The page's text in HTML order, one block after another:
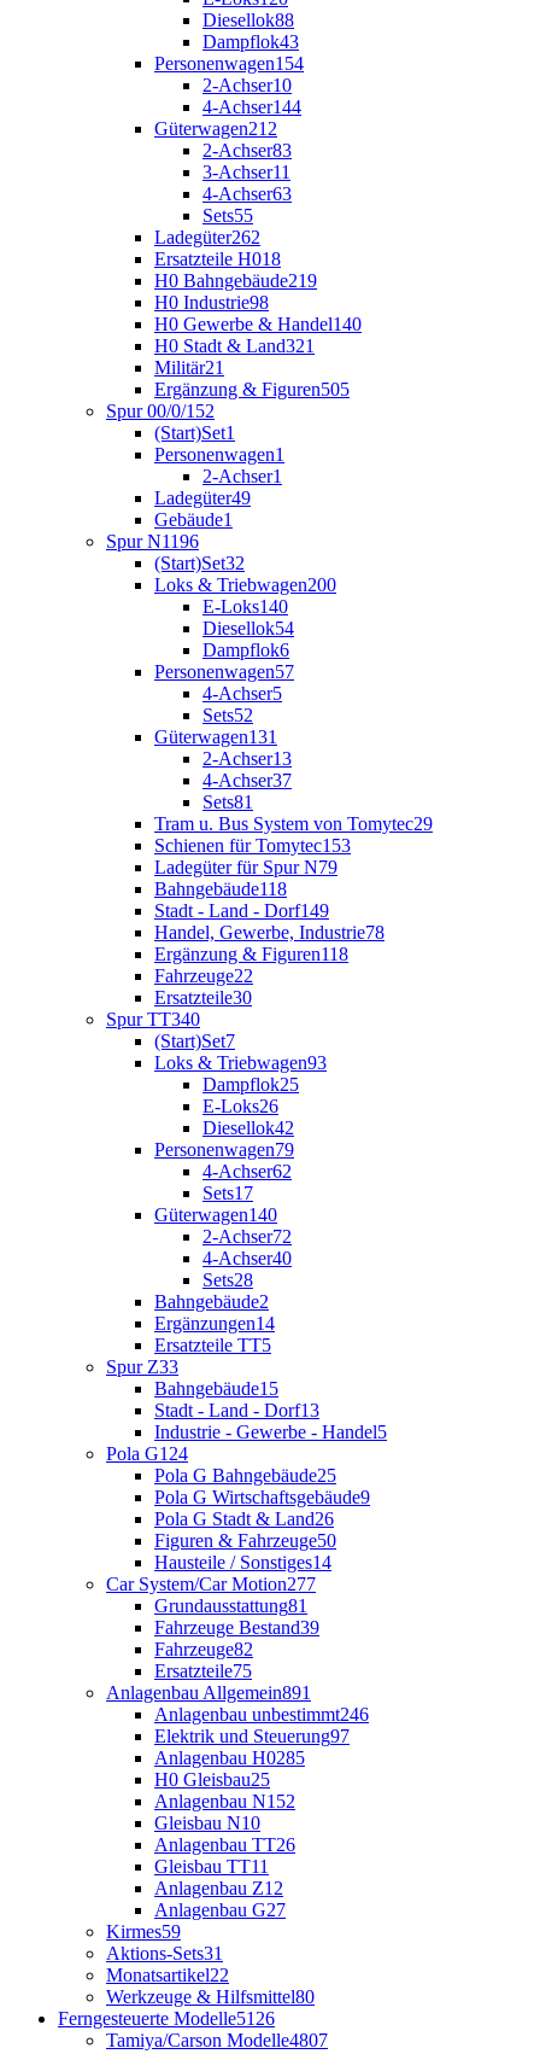
Diesellok88
Dampflok43
Personenwagen154
2-Achser10
4-Achser144
Güterwagen212
2-Achser83
3-Achser11
4-Achser63
Sets55
Ladegüter262
Ersatzteile H018
H0 Bahngebäude219
H0 Industrie98
H0 Gewerbe & Handel140
H0 Stadt & Land321
Militär21
Ergänzung & Figuren505
Spur 00/0/1 52
(Start)Set1
Personenwagen1
2-Achser1
Ladegüter49
Gebäude1
Spur N1196
(Start)Set32
Loks & Triebwagen200
E-Loks140
Diesellok54
Dampflok6
Personenwagen57
4-Achser5
Sets52
Güterwagen131
2-Achser13
4-Achser37
Sets81
Tram u. Bus System von Tomytec29
Schienen für Tomytec153
Ladegüter für Spur N79
Bahngebäude118
Stadt - Land - Dorf149
Handel, Gewerbe, Industrie78
Ergänzung & Figuren118
Fahrzeuge22
Ersatzteile30
Spur TT340
(Start)Set7
Loks & Triebwagen93
Dampflok25
E-Loks26
Diesellok42
Personenwagen79
4-Achser62
Sets17
Güterwagen140
2-Achser72
4-Achser40
Sets28
Bahngebäude2
Ergänzungen14
Ersatzteile TT5
Spur Z33
Bahngebäude15
Stadt - Land - Dorf13
Industrie - Gewerbe - Handel5
Pola G124
Pola G Bahngebäude25
Pola G Wirtschaftsgebäude9
Pola G Stadt & Land26
Figuren & Fahrzeuge50
Hausteile / Sonstiges14
Car System/Car Motion277
Grundausstattung81
Fahrzeuge Bestand39
Fahrzeuge82
Ersatzteile75
Anlagenbau Allgemein891
Anlagenbau unbestimmt246
Elektrik und Steuerung97
Anlagenbau H0285
H0 Gleisbau25
Anlagenbau N152
Gleisbau N10
Anlagenbau TT26
Gleisbau TT11
Anlagenbau Z12
Anlagenbau G27
Kirmes59
Aktions-Sets31
Monatsartikel22
Werkzeuge & Hilfsmittel80
Ferngesteuerte Modelle5126
Tamiya/Carson Modelle4807